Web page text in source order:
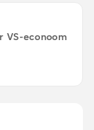
VS-econoom